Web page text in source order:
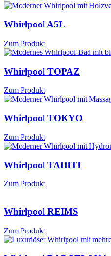
Whirlpool A5L
Zum Produkt
Whirlpool TOPAZ
Zum Produkt
Whirlpool TOKYO
Zum Produkt
Whirlpool TAHITI
Zum Produkt
Whirlpool REIMS
Zum Produkt